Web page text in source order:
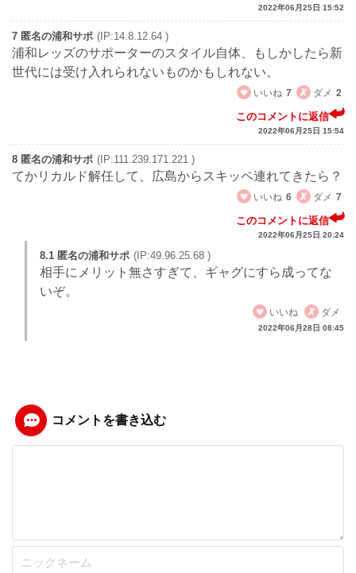
2022年06月25日 15:52
7 匿名の浦和サポ (IP:14.8.12.64 )
浦和レッズのサポーターのスタイル自体、もしかしたら新
世代には受け入れられないものかもしれない。
いいね 7 ダメ 2
このコメントに返信
2022年06月25日 15:54
8 匿名の浦和サポ (IP:111.239.171.221 )
てかリカルド解任して、広島からスキッペ連れてきたら？
いいね 6 ダメ 7
このコメントに返信
2022年06月25日 20:24
8.1 匿名の浦和サポ (IP:49.96.25.68 )
相手にメリット無さすぎて、ギャグにすら成ってな
いぞ。
いいね
ダメ
2022年06月28日 08:45
コメントを書き込む